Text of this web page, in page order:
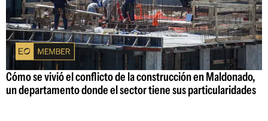
Cómo se vivió el conflicto de la construcción en Maldonado,
un departamento donde el sector tiene sus particularidades